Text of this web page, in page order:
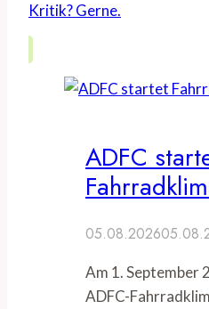
Kritik? Gerne.
ADFC
05.08.2026
Am 1.
ADFC-